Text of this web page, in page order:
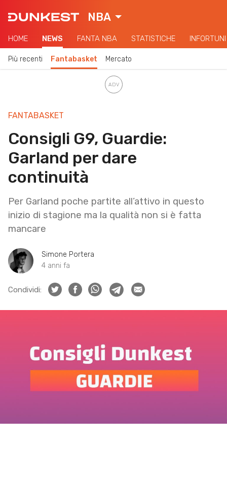
NBA
HOME NEWS FANTA NBA STATISTICHE INFORTUNI
Più recenti Fantabasket Mercato
FANTABASKET
Consigli G9, Guardie:
Garland per dare
continuità
Per Garland poche partite all’attivo in questo
inizio di stagione ma la qualità non si è fatta
mancare
Simone Portera
4 anni fa
Condividi: